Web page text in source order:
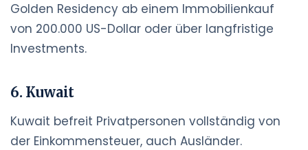
Golden Residency ab einem Immobilienkauf
von 200.000 US-Dollar oder über langfristige
Investments.
6. Kuwait
Kuwait befreit Privatpersonen vollständig von
der Einkommensteuer, auch Ausländer.